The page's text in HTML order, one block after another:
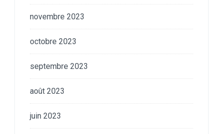
novembre 2023
octobre 2023
septembre 2023
août 2023
juin 2023